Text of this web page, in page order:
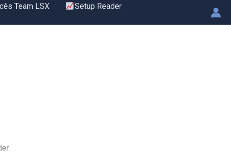
Team LSX
Setup Reader